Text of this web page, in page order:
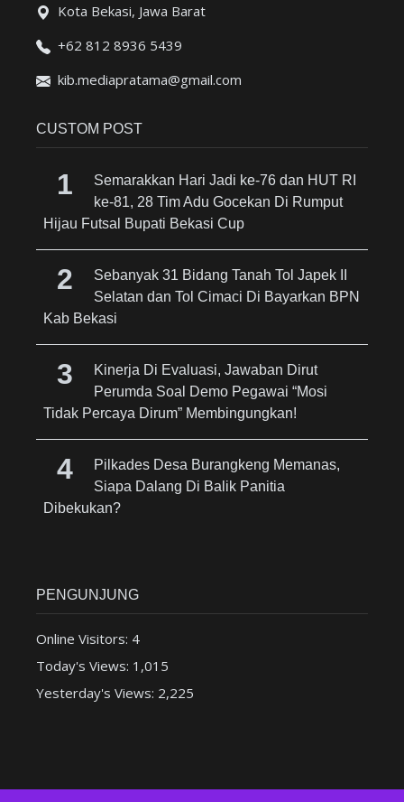
Kota Bekasi, Jawa Barat
+62 812 8936 5439
kib.mediapratama@gmail.com
CUSTOM POST
Semarakkan Hari Jadi ke-76 dan HUT RI
ke-81, 28 Tim Adu Gocekan Di Rumput
Hijau Futsal Bupati Bekasi Cup
Sebanyak 31 Bidang Tanah Tol Japek II
Selatan dan Tol Cimaci Di Bayarkan BPN
Kab Bekasi
Kinerja Di Evaluasi, Jawaban Dirut
Perumda Soal Demo Pegawai “Mosi
Tidak Percaya Dirum” Membingungkan!
Pilkades Desa Burangkeng Memanas,
Siapa Dalang Di Balik Panitia
Dibekukan?
PENGUNJUNG
Online Visitors: 4
Today's Views: 1,015
Yesterday's Views: 2,225